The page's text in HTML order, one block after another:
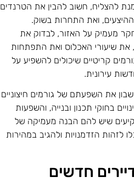
להצליח, חשוב להבין את הטרנדים
ואת התחרות בשוק.
מעמיק על האזור, לבדוק את
את שיעורי האכלוס ואת התפתחות
קריטיים שיכולים להשפיע על
עירונית.
את השפעתם של גורמים חיצוניים
בחוקי תכנון ובנייה, והשפעות
שיש להם הבנה מעמיקה של
לזהות הזדמנויות ולהגיב במהירות
חדשים